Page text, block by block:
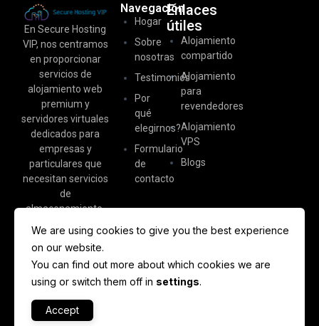
En Secure Hosting
VIP, nos centramos
en proporcionar
servicios de
alojamiento web
premium y
servidores virtuales
dedicados para
empresas y
particulares que
necesitan servicios
de
almacenamiento.
Navegación
Hogar
Sobre
nosotras
Testimonios
Por
qué
elegirnos?
Formulario
de
contacto
Enlaces
útiles
Alojamiento
compartido
Alojamiento
para
revendedores
Alojamiento
VPS
Blogs
We are using cookies to give you the best experience
on our website.
You can find out more about which cookies we are
using or switch them off in settings.
Accept